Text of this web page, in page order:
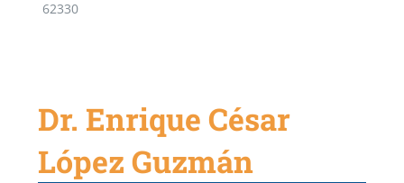
62330
Dr. Enrique César
López Guzmán